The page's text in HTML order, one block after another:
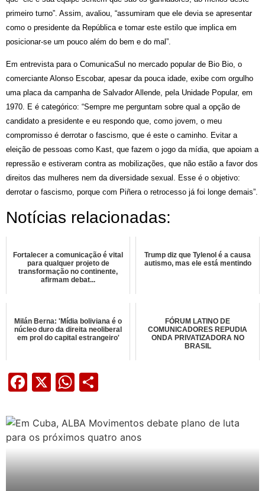
primeiro turno”. Assim, avaliou, “assumiram que ele devia se apresentar
como o presidente da República e tomar este estilo que implica em
posicionar-se um pouco além do bem e do mal”.
Em entrevista para o ComunicaSul no mercado popular de Bio Bio, o
comerciante Alonso Escobar, apesar da pouca idade, exibe com orgulho
uma placa da campanha de Salvador Allende, pela Unidade Popular, em
1970. E é categórico: “Sempre me perguntam sobre qual a opção de
candidato a presidente e eu respondo que, como jovem, o meu
compromisso é derrotar o fascismo, que é este o caminho. Evitar a
eleição de pessoas como Kast, que fazem o jogo da mídia, que apoiam a
repressão e estiveram contra as mobilizações, que não estão a favor dos
direitos das mulheres nem da diversidade sexual. Esse é o objetivo:
derrotar o fascismo, porque com Piñera o retrocesso já foi longe demais”.
Notícias relacionadas:
Fortalecer a comunicação é vital
para qualquer projeto de
transformação no continente,
afirmam debat...
Trump diz que Tylenol é a causa
autismo, mas ele está mentindo
Milán Berna: 'Mídia boliviana é o
núcleo duro da direita neoliberal
em prol do capital estrangeiro'
FÓRUM LATINO DE
COMUNICADORES REPUDIA
ONDA PRIVATIZADORA NO
BRASIL
Facebook
X WhatsApp